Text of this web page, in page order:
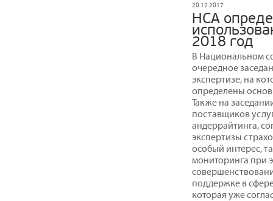
20.12.2017
НСА
2018 год
В Национальном
очередное
экспертизе, на
определены
Также на
поставщиков
андеррайтинга,
экспертизы
особый интерес,
мониторинга при
поддержке в
которая уже